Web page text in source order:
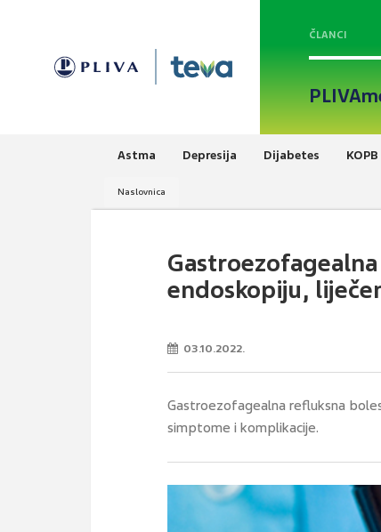
ČLANCI
Astma Depresija Dijabetes KOPB
Naslovnica
endoskopiju,
03.10.2022.
Gastroezofagealna refluksna
simptome i komplikacije.